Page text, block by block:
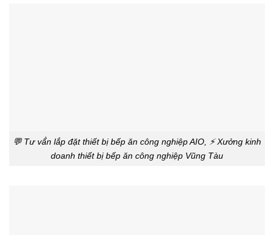
💬 Tư vấ́n lắp đặt thiết bị bếp ăn công nghiệp AIO, ⚡ Xưởng kinh
doanh thiết bị bếp ăn công nghiệp Vũng Tàu